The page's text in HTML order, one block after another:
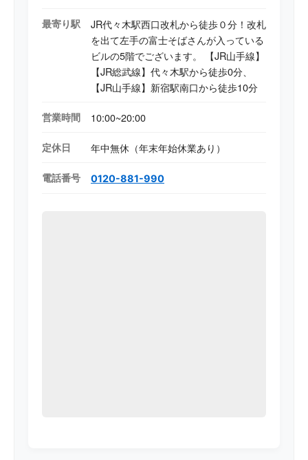
最寄り駅
JR代々木駅西口改札から徒歩０分！改札
を出て左手の富士そばさんが入っている
ビルの5階でございます。 【JR山手線】
【JR総武線】代々木駅から徒歩0分、
【JR山手線】新宿駅南口から徒歩10分
営業時間 10:00~20:00
定休日 年中無休（年末年始休業あり）
電話番号 0120-881-990